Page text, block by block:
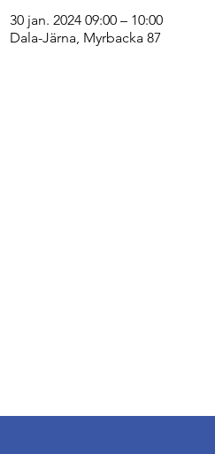
30 jan. 2024 09:00 – 10:00
Dala-Järna, Myrbacka 87